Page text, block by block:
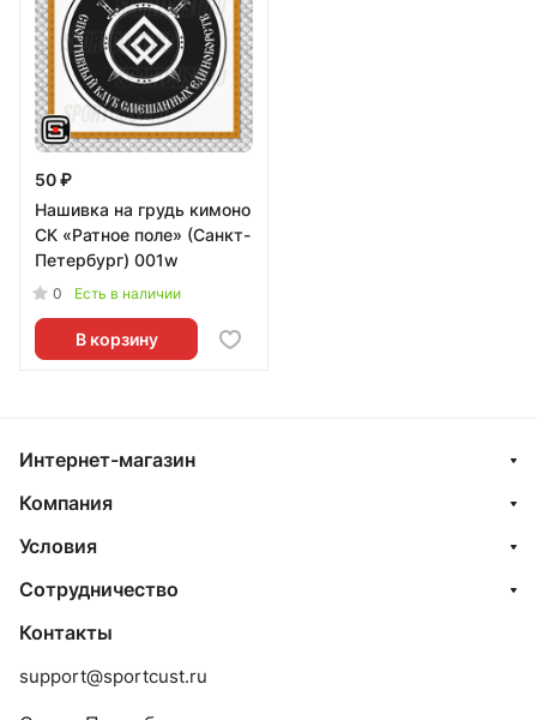
50 ₽
Нашивка на грудь кимоно
СК «Ратное поле» (Санкт-
Петербург) 001w
0 Есть в наличии
В корзину
Интернет-магазин
Компания
Условия
Сотрудничество
Контакты
support@sportcust.ru